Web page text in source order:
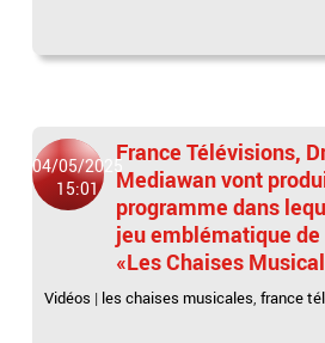
04/05/2025
15:01
France Télévisions,
Mediawan vont
programme dans
jeu emblématique
«Les Chaises
Vidéos | les chaises musicales,france